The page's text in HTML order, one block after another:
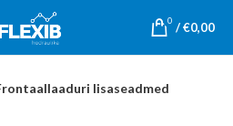
0 /€0,00
lisaseadmed